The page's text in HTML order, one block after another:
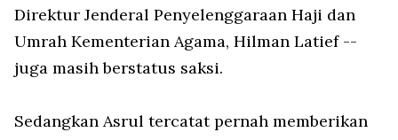
Direktur Jenderal Penyelenggaraan Haji dan
Umrah Kementerian Agama, Hilman Latief --
juga masih berstatus saksi.
Sedangkan Asrul tercatat pernah memberikan